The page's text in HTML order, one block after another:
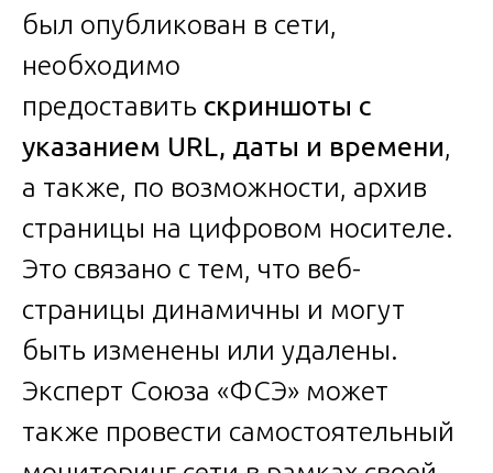
был опубликован в сети,
необходимо
предоставить скриншоты с
указанием URL, даты и времени,
а также, по возможности, архив
страницы на цифровом носителе.
Это связано с тем, что веб-
страницы динамичны и могут
быть изменены или удалены.
Эксперт Союза «ФСЭ» может
также провести самостоятельный